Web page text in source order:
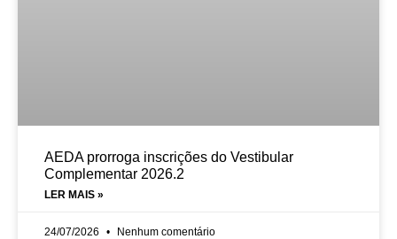
AEDA prorroga inscrições do Vestibular
Complementar 2026.2
LER MAIS »
24/07/2026 Nenhum comentário